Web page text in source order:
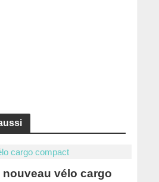
nouveau vélo cargo